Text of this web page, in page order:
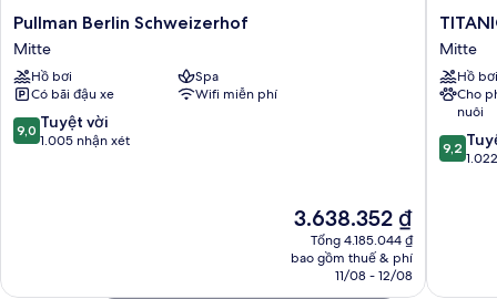
Pullman
Berlin
Schweizerhof
Mitte
Pullman Berlin Schweizerhof
Mitte
Hồ bơi
Spa
Có bãi đậu xe
Wifi miễn phí
9.0
trên
9,0 Tuyệt vời
1.005 nhận xét
Giá
hiện
tại
3.638.352 ₫
3.638.352 ₫
Tổng 4.185.044 ₫
bao gồm thuế & phí
11/08 - 12/08
TITANIC
Berlin
Mitte
Mitte
Hồ bơi
Cho
nuôi
9.2
trên
9,2